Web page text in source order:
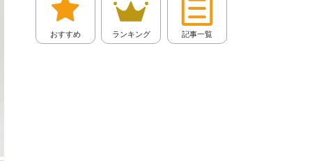
おすすめ ランキング 記事一覧